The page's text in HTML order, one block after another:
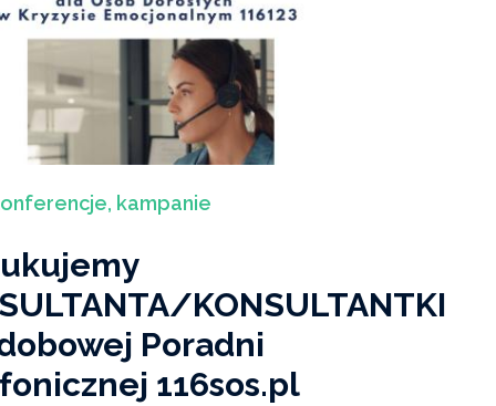
kampanie
KONSULTANTKI
Poradni
116sos.pl